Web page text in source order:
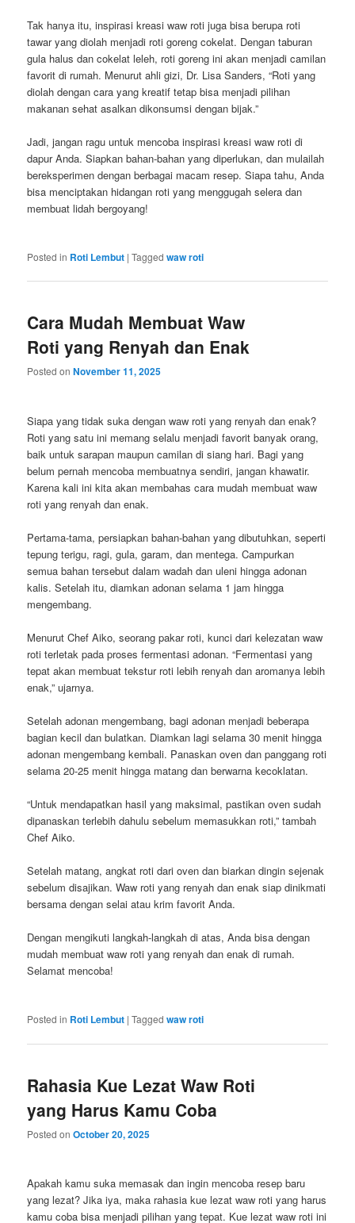
Tak hanya itu, inspirasi kreasi waw roti juga bisa berupa roti
tawar yang diolah menjadi roti goreng cokelat. Dengan taburan
gula halus dan cokelat leleh, roti goreng ini akan menjadi camilan
favorit di rumah. Menurut ahli gizi, Dr. Lisa Sanders, “Roti yang
diolah dengan cara yang kreatif tetap bisa menjadi pilihan
makanan sehat asalkan dikonsumsi dengan bijak.”
Jadi, jangan ragu untuk mencoba inspirasi kreasi waw roti di
dapur Anda. Siapkan bahan-bahan yang diperlukan, dan mulailah
bereksperimen dengan berbagai macam resep. Siapa tahu, Anda
bisa menciptakan hidangan roti yang menggugah selera dan
membuat lidah bergoyang!
Posted in Roti Lembut |Tagged waw roti
Cara Mudah Membuat Waw
Roti yang Renyah dan Enak
Posted onNovember 11, 2025
Siapa yang tidak suka dengan waw roti yang renyah dan enak?
Roti yang satu ini memang selalu menjadi favorit banyak orang,
baik untuk sarapan maupun camilan di siang hari. Bagi yang
belum pernah mencoba membuatnya sendiri, jangan khawatir.
Karena kali ini kita akan membahas cara mudah membuat waw
roti yang renyah dan enak.
Pertama-tama, persiapkan bahan-bahan yang dibutuhkan, seperti
tepung terigu, ragi, gula, garam, dan mentega. Campurkan
semua bahan tersebut dalam wadah dan uleni hingga adonan
kalis. Setelah itu, diamkan adonan selama 1 jam hingga
mengembang.
Menurut Chef Aiko, seorang pakar roti, kunci dari kelezatan waw
roti terletak pada proses fermentasi adonan. “Fermentasi yang
tepat akan membuat tekstur roti lebih renyah dan aromanya lebih
enak,” ujarnya.
Setelah adonan mengembang, bagi adonan menjadi beberapa
bagian kecil dan bulatkan. Diamkan lagi selama 30 menit hingga
adonan mengembang kembali. Panaskan oven dan panggang roti
selama 20-25 menit hingga matang dan berwarna kecoklatan.
“Untuk mendapatkan hasil yang maksimal, pastikan oven sudah
dipanaskan terlebih dahulu sebelum memasukkan roti,” tambah
Chef Aiko.
Setelah matang, angkat roti dari oven dan biarkan dingin sejenak
sebelum disajikan. Waw roti yang renyah dan enak siap dinikmati
bersama dengan selai atau krim favorit Anda.
Dengan mengikuti langkah-langkah di atas, Anda bisa dengan
mudah membuat waw roti yang renyah dan enak di rumah.
Selamat mencoba!
Posted in Roti Lembut |Tagged waw roti
Rahasia Kue Lezat Waw Roti
yang Harus Kamu Coba
Posted onOctober 20, 2025
Apakah kamu suka memasak dan ingin mencoba resep baru
yang lezat? Jika iya, maka rahasia kue lezat waw roti yang harus
kamu coba bisa menjadi pilihan yang tepat. Kue lezat waw roti ini